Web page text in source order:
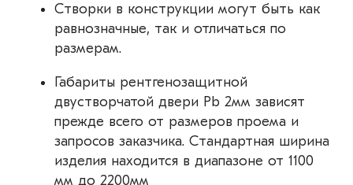
Створки в конструкции могут быть как
равнозначные, так и отличаться по
размерам.
Габариты рентгенозащитной
двустворчатой двери Pb 2мм зависят
прежде всего от размеров проема и
запросов заказчика. Стандартная ширина
изделия находится в диапазоне от 1100
мм до 2200мм